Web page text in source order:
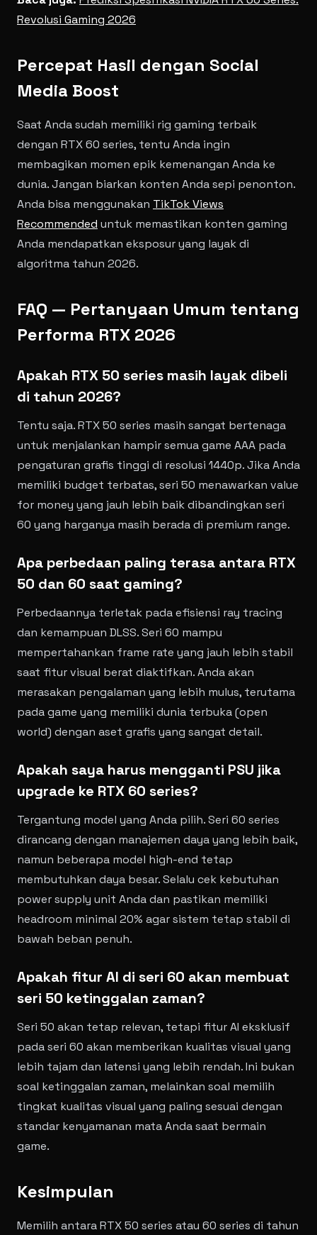
Revolusi Gaming 2026
Percepat Hasil dengan Social
Media Boost
Saat Anda sudah memiliki rig gaming terbaik
dengan RTX 60 series, tentu Anda ingin
membagikan momen epik kemenangan Anda ke
dunia. Jangan biarkan konten Anda sepi penonton.
Anda bisa menggunakan TikTok Views
Recommended untuk memastikan konten gaming
Anda mendapatkan eksposur yang layak di
algoritma tahun 2026.
FAQ — Pertanyaan Umum tentang
Performa RTX 2026
Apakah RTX 50 series masih layak dibeli
di tahun 2026?
Tentu saja. RTX 50 series masih sangat bertenaga
untuk menjalankan hampir semua game AAA pada
pengaturan grafis tinggi di resolusi 1440p. Jika Anda
memiliki budget terbatas, seri 50 menawarkan value
for money yang jauh lebih baik dibandingkan seri
60 yang harganya masih berada di premium range.
Apa perbedaan paling terasa antara RTX
50 dan 60 saat gaming?
Perbedaannya terletak pada efisiensi ray tracing
dan kemampuan DLSS. Seri 60 mampu
mempertahankan frame rate yang jauh lebih stabil
saat fitur visual berat diaktifkan. Anda akan
merasakan pengalaman yang lebih mulus, terutama
pada game yang memiliki dunia terbuka (open
world) dengan aset grafis yang sangat detail.
Apakah saya harus mengganti PSU jika
upgrade ke RTX 60 series?
Tergantung model yang Anda pilih. Seri 60 series
dirancang dengan manajemen daya yang lebih baik,
namun beberapa model high-end tetap
membutuhkan daya besar. Selalu cek kebutuhan
power supply unit Anda dan pastikan memiliki
headroom minimal 20% agar sistem tetap stabil di
bawah beban penuh.
Apakah fitur AI di seri 60 akan membuat
seri 50 ketinggalan zaman?
Seri 50 akan tetap relevan, tetapi fitur AI eksklusif
pada seri 60 akan memberikan kualitas visual yang
lebih tajam dan latensi yang lebih rendah. Ini bukan
soal ketinggalan zaman, melainkan soal memilih
tingkat kualitas visual yang paling sesuai dengan
standar kenyamanan mata Anda saat bermain
game.
Kesimpulan
Memilih antara RTX 50 series atau 60 series di tahun